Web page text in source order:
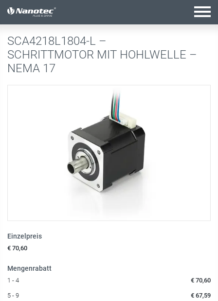
Aktive Kombination
SCA4218L1804-L –
SCHRITTMOTOR MIT HOHLWELLE –
NEMA 17
Einzelpreis
€ 70,60
Mengenrabatt
1 - 4 € 70,60
5 - 9 € 67,59